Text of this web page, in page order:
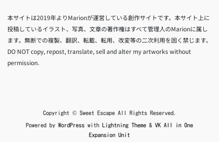
本サイトは2019年よりMarionが運営している創作サイトです。本サイト上に
投稿しているイラスト、写真、文章の著作権はすべて管理人のMarionに属し
ます。無断での複製、翻訳、転載、転用、改変等の二次利用を固く禁じます。
DO NOT copy, repost, translate, sell and alter my artworks without
permission.
Copyright © Sweet Escape All Rights Reserved.
Powered by WordPress with Lightning Theme & VK All in One
Expansion Unit